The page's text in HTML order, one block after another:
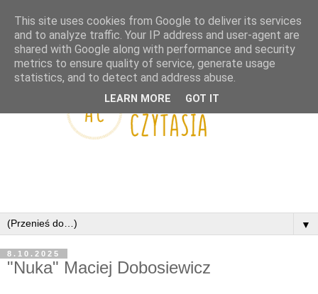
▼
8.10.2025
"Nuka" Maciej Dobosiewicz
This site uses cookies from Google to deliver its services
and to analyze traffic. Your IP address and user-agent are
shared with Google along with performance and security
metrics to ensure quality of service, generate usage
statistics, and to detect and address abuse.
LEARN MORE GOT IT